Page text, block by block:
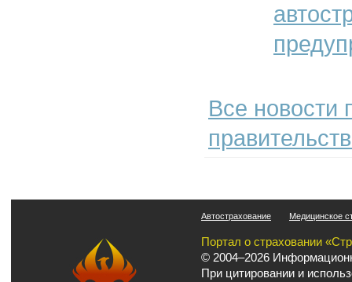
Все новости
Автострахование Медицинское
Портал о страховании
© 2004–2026
При цитировании и